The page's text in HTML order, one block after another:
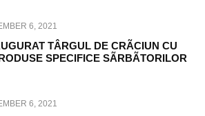
6, 2021
TÂRGUL DE CRÃCIUN CU
SPECIFICE SÃRBÃTORILOR
6, 2021